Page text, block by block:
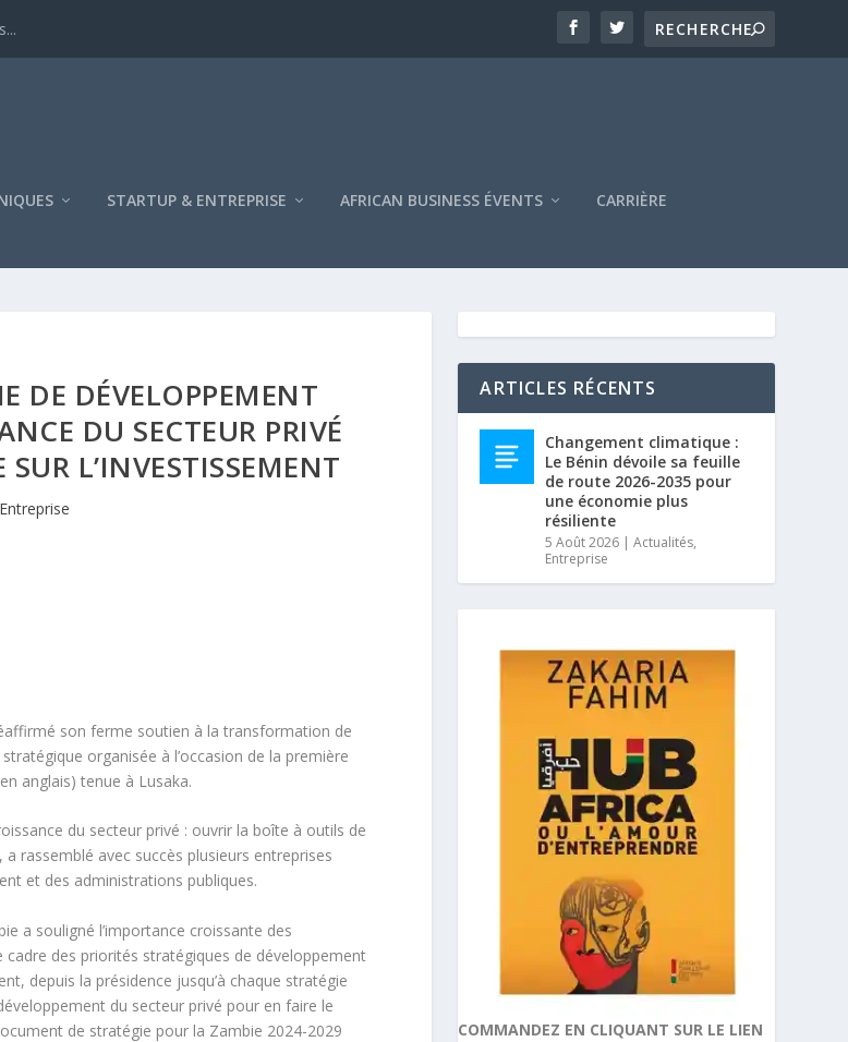
STARTUP & ENTREPRISE AFRICAN BUSINESS ÉVENTS CARRIÈRE
DE DÉVELOPPEMENT
DU SECTEUR PRIVÉ
L’INVESTISSEMENT
Entreprise
son ferme soutien à la transformation de
organisée à l’occasion de la première
anglais) tenue à Lusaka.
du secteur privé : ouvrir la boîte à outils de
rassemblé avec succès plusieurs entreprises
et des administrations publiques.
a souligné l’importance croissante des
des priorités stratégiques de développement
depuis la présidence jusqu’à chaque stratégie
du secteur privé pour en faire le
de stratégie pour la Zambie 2024-2029
ARTICLES RÉCENTS
Changement climatique :
Le Bénin dévoile sa feuille
de route 2026-2035 pour
une économie plus
résiliente
5 Août 2026 |Actualités,
Entreprise
COMMANDEZ EN CLIQUANT SUR LE LIEN